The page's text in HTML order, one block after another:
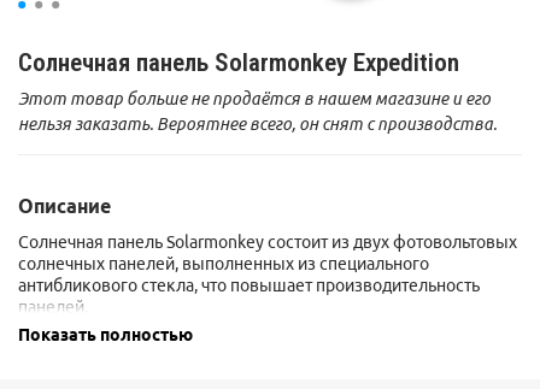
Солнечная панель Solarmonkey Expedition
Этот товар больше не продаётся в нашем магазине и его
нельзя заказать. Вероятнее всего, он снят с производства.
Описание
Солнечная панель Solarmonkey состоит из двух фотовольтовых
солнечных панелей, выполненных из специального
антибликового стекла, что повышает производительность
панелей.
Предназначена для зарядки смартфонов, GPS-навигаторов
Показать полностью